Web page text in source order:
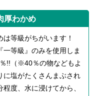
厚わかめ
等級がちがいます！
一等級』のみを使用しま
!!（※40％の物などもよ
に塩がたくさんまぶされ
度、水に浸けてから、